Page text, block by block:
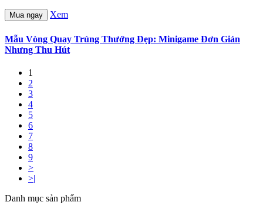
Mua ngay Xem
Mẫu Vòng Quay Trúng Thưởng Đẹp: Minigame Đơn Giản
Nhưng Thu Hút
1
2
3
4
5
6
7
8
9
>
>|
Danh mục sản phẩm